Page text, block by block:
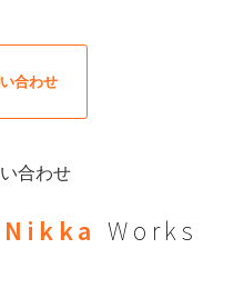
合わせ
合わせ
Nikka Works